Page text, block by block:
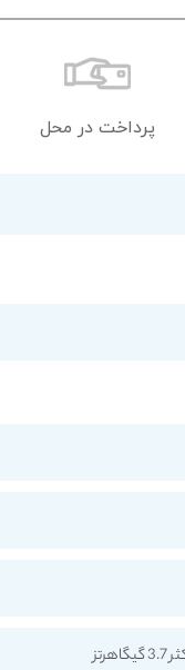
پرداخت در محل